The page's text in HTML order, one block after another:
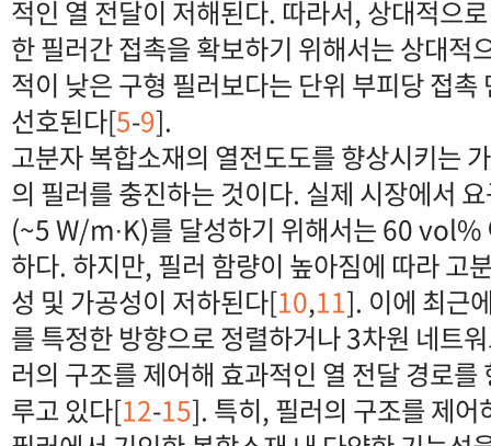
적인 열 전달이 저해된다. 따라서, 상대적으
한 필러간 접촉을 확보하기 위해서는 상대적
적이 낮은 구형 필러보다는 단위 부피당 접
선호된다[5-9].
고분자 복합소재의 열전도도를 향상시키는
의 필러를 충진하는 것이다. 실제 시장에서
(~5 W/m∙K)를 달성하기 위해서는 60 vol%
하다. 하지만, 필러 함량이 높아짐에 따라 고
성 및 가공성이 저하된다[10,11]. 이에 최근
를 특정한 방향으로 정렬하거나 3차원 네트
러의 구조를 제어해 효과적인 열 전달 경로
루고 있다[12-15]. 특히, 필러의 구조를 제